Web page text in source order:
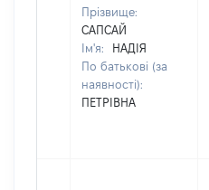
Прізвище:
САПСАЙ
Ім'я:
НАДІЯ
По батькові (за
наявності):
ПЕТРІВНА